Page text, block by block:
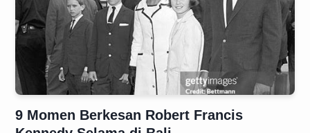
9 Momen Berkesan Robert Francis